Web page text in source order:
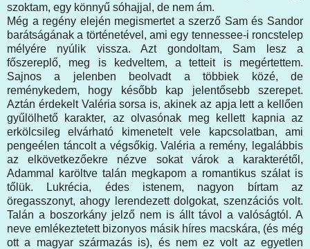
szoktam, egy könnyű sóhajjal, de nem ám.
Még a regény elején megismertet a szerző Sam és Sandor
barátságának a történetével, ami egy tennessee-i roncstelep
mélyére nyúlik vissza. Azt gondoltam, Sam lesz a
főszereplő, meg is kedveltem, a tetteit is megértettem.
Sajnos a jelenben beolvadt a többiek közé, de
reménykedem, hogy később kap jelentősebb szerepet.
Aztán érdekelt Valéria sorsa is, akinek az apja lett a kellően
gyűlölhető karakter, az olvasónak meg kellett kapnia az
erkölcsileg elvárható kimenetelt vele kapcsolatban, ami
pengeélen táncolt a végsőkig. Valéria a remény, legalábbis
az elkövetkezőekre nézve sokat várok a karakterétől,
Adammal karöltve talán megkapom a romantikus szálat is
tőlük. Lukrécia, édes istenem, nagyon bírtam az
öregasszonyt, ahogy lerendezett dolgokat, szenzációs volt.
Talán a boszorkány jelző nem is állt távol a valóságtól. A
neve emlékeztetett bizonyos másik híres macskára, (és még
ott a magyar származás is), és nem ez volt az egyetlen